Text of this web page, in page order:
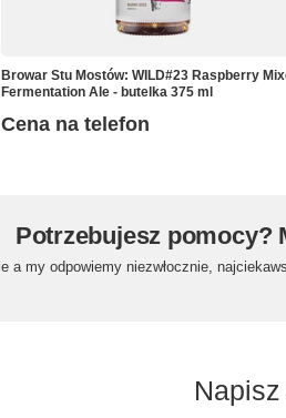
Browar Stu Mostów: WILD#23 Raspberry
Fermentation Ale - butelka 375 ml
Cena na telefon
Potrzebujesz pomocy?
a my odpowiemy niezwłocznie,